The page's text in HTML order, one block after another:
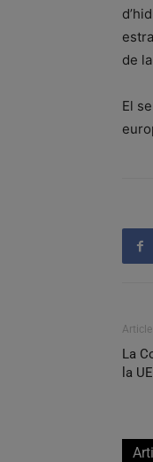
de
El
La
la